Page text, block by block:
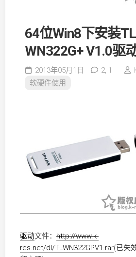
64位Win8下安装
WN322G+ V1.0驱
2013年05月1日 2, 1
软硬件使用
驱动文件：http://www.k-
res.net/dl/TLWN322GPV1.rar(已失